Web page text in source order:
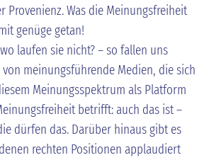
Provenienz. Was die Meinungsfreiheit
genüge getan!
laufen sie nicht? – so fallen uns
meinungsführende Medien, die sich
Meinungsspektrum als Platform
betrifft: auch das ist –
dürfen das. Darüber hinaus gibt es
rechten Positionen applaudiert